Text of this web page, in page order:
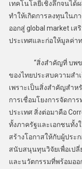
เทคโนโลยีเชิงลึกจนไ
ทำให้เกิดการลงทุนใน
ออกสู่ global market เ
ประเทศและก่อให้มูลค่า
“สิ่งสำคัญที่ บพข. จะ
ของไทยประสบความสำ
เพราะเป็นสิ่งสำคัญสำห
การเชื่อมโยงการจัดกา
ประเทศ สิ่งต่อมาคือ
ทั้งภาครัฐและเอกชนทั้ง
สร้างโอกาสให้กับผู้ประ
สนับสนุนทุนวิจัยเพื่อเปลี่
และนวัตกรรมที่พร้อมออ